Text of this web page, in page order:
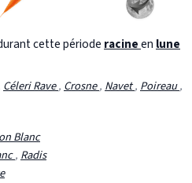
cette période racineen lune
Céleri Rave,Crosne,Navet,Poireau,
Blanc
,Radis